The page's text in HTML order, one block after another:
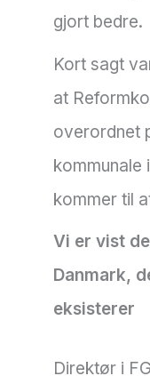
gjort bedre.
Kort sagt
at
overordnet
kommunale
kommer til
Vi er vist
Danmark,
eksisterer
Direktør i